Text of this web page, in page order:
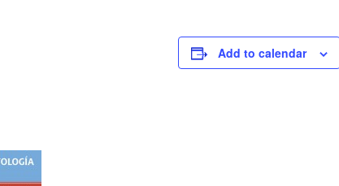
Add to calendar